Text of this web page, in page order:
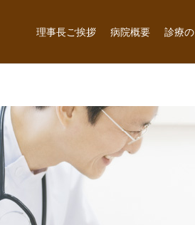
理事長ご挨拶 病院概要 診療